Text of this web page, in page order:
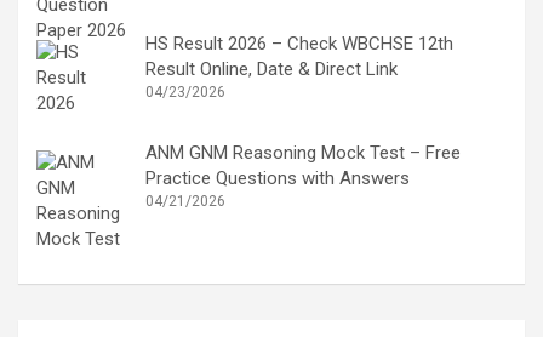
HS Result 2026 – Check WBCHSE 12th
Result Online, Date & Direct Link
04/23/2026
ANM GNM Reasoning Mock Test – Free
Practice Questions with Answers
04/21/2026